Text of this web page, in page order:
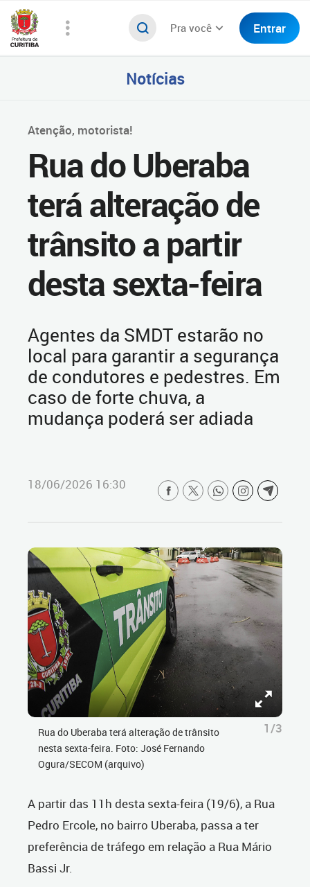
Pra você Entrar
Notícias
Atenção, motorista!
Rua do Uberaba
terá alteração de
trânsito a partir
desta sexta-feira
Agentes da SMDT estarão no
local para garantir a segurança
de condutores e pedestres. Em
caso de forte chuva, a
mudança poderá ser adiada
18/06/2026 16:30
Rua do Uberaba terá alteração de trânsito
nesta sexta-feira. Foto: José Fernando
Ogura/SECOM (arquivo)
1/3
A partir das 11h desta sexta-feira (19/6), a Rua
Pedro Ercole, no bairro Uberaba, passa a ter
preferência de tráfego em relação a Rua Mário
Bassi Jr.